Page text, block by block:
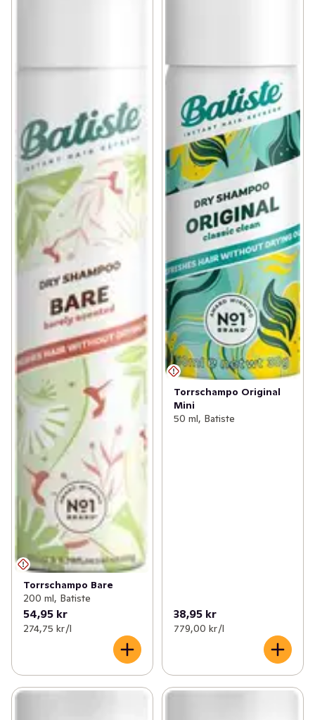
Torrschampo Bare
200 ml, Batiste
54,95 kr
274,75 kr /l
Torrschampo Original
Mini
50 ml, Batiste
38,95 kr
779,00 kr /l